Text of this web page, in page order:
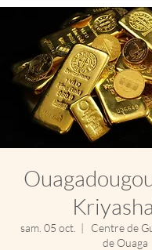
sam. 05 oct.
  |
Centre de
de Ouaga